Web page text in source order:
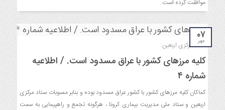
موافقت کرده است.
۰۷
مهر
ستاد مرکزی اربعین:
کلیه مرزهای کشور با عراق مسدود است. / اطلاعیه
شماره ۴
کماکان کلیه مرزهای کشور با کشور عراق مسدود بوده و بنابر مصوبات ستاد مرکزی
اربعین و ستاد ملی مدیریت بیماری کرونا ، هرگونه تجمع و راهپیمایی به سمت